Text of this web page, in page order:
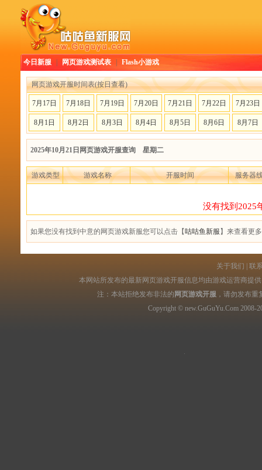
今日新服 网页游戏测试表 Flash小游戏
网页游戏开服时间表(按日查看)
7月17日 7月18日 7月19日 7月20日 7月21日 7月22日 7月23日
8月1日 8月2日 8月3日 8月4日 8月5日 8月6日 8月7日
2025年10月21日网页游戏开服查询 星期二
游戏类型 游戏名称 开服时间 服务器
没有找到2025
如果您没有找到中意的网页游戏新服您可以点击【咕咕鱼新服 】来查看更
关于我们
联
本网站所发布的最新网页游戏开服信息均由游戏运营商提
注：本站拒绝发布非法的 网页游戏开服 ，请勿发布重
Copyright © new.GuGuYu.Com 2008-